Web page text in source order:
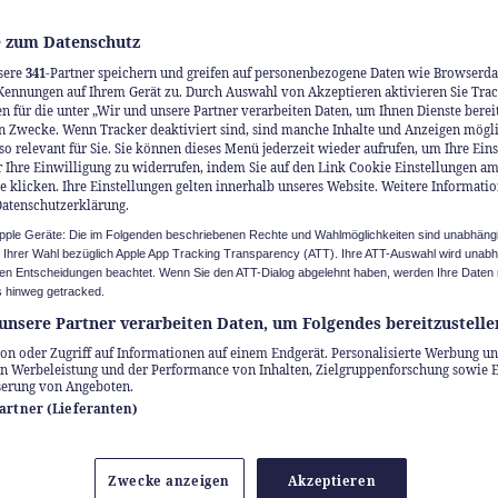
frühzeitig mit dem Thema Investieren
Datenschutz
341-Partner speichern und greifen auf personenbezogene Daten wie
auf Ihrem Gerät zu. Durch Auswahl von Akzeptieren aktivieren Sie
für die unter „Wir und unsere Partner verarbeiten Daten, um Ihnen Dienste
Zwecke. Wenn Tracker deaktiviert sind, sind manche Inhalte und Anzeigen
relevant für Sie. Sie können dieses Menü jederzeit wieder aufrufen, um Ihre
Ihre Einwilligung zu widerrufen, indem Sie auf den Link Cookie Einstellungen
klicken. Ihre Einstellungen gelten innerhalb unseres Website. Weitere
Geräte: Die im Folgenden beschriebenen Rechte und Wahlmöglichkeiten sind
Wahl bezüglich Apple App Tracking Transparency (ATT). Ihre ATT-Auswahl wird
Entscheidungen beachtet. Wenn Sie den ATT-Dialog abgelehnt haben, werden Ihre Daten
hinweg getracked.
Partner verarbeiten Daten, um Folgendes
oder Zugriff auf Informationen auf einem Endgerät. Personalisierte Werbung
Werbeleistung und der Performance von Inhalten, Zielgruppenforschung sowie
von Angeboten.
(Lieferanten)
Zwecke anzeigen Akzeptieren